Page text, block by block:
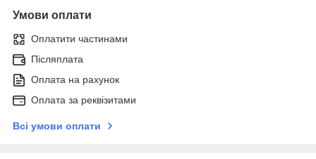
Умови оплати
Оплатити частинами
Післяплата
Оплата на рахунок
Оплата за реквізитами
Всі умови оплати